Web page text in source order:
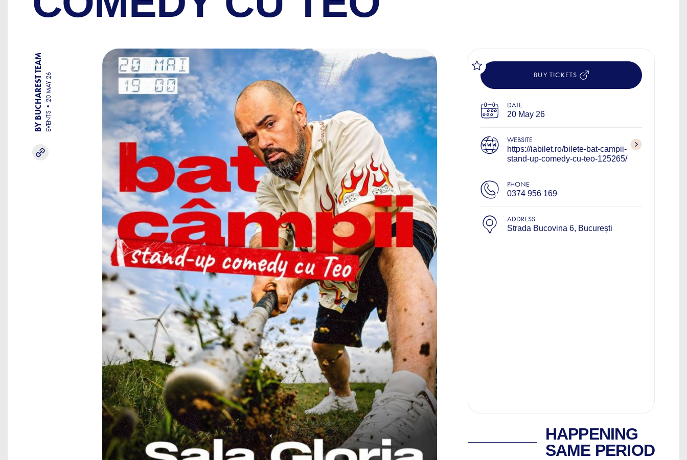
BY BUCHAREST TEAM EVENTS
20 MAY 26 BUY TICKETS
DATE
20 May 26
WEBSITE
https://iabilet.ro/bilete-bat-campii-
stand-up-comedy-cu-teo-125265/
PHONE
0374 956 169
ADDRESS
Strada Bucovina 6, București
HAPPENING
SAME PERIOD